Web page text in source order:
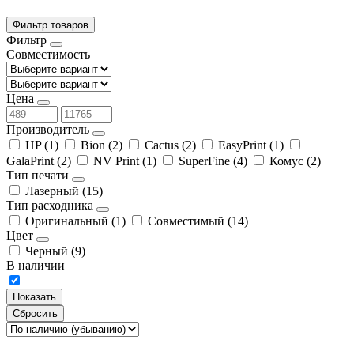
Фильтр товаров
Фильтр
Совместимость
Цена
Производитель
HP(1) Bion (2) Cactus (2) EasyPrint (1)
GalaPrint (2) NV Print (1) SuperFine (4) Комус (2)
Тип печати
Лазерный (15)
Тип расходника
Оригинальный (1) Совместимый (14)
Цвет
Черный (9)
В наличии
Сбросить